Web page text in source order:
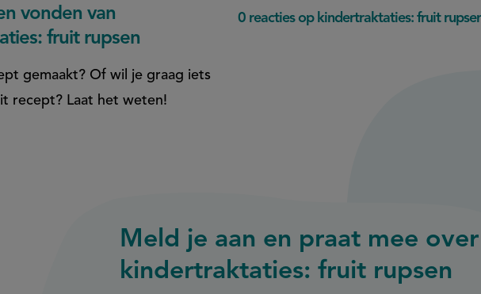
vonden van
fruit rupsen
gemaakt? Of wil je graag iets
recept? Laat het weten!
0 reacties op kindertraktaties: fruit
Meld je aan en praat mee over
kindertraktaties: fruit rupsen